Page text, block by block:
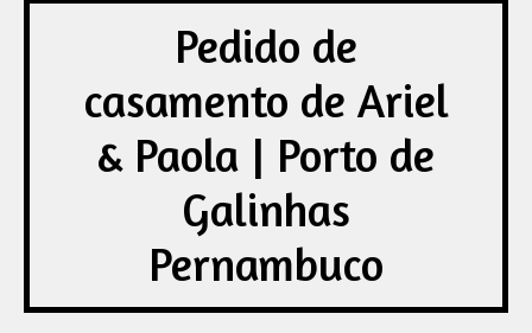
Pedido de
casamento de Ariel
& Paola | Porto de
Galinhas
Pernambuco